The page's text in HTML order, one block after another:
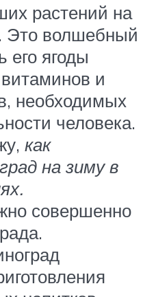
растений на
Это волшебный
его ягоды
и
необходимых
человека.
как
на зиму в
совершенно